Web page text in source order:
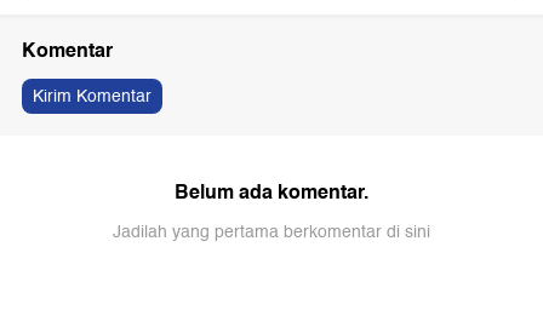
Komentar
Kirim Komentar
Belum ada komentar.
Jadilah yang pertama berkomentar di sini